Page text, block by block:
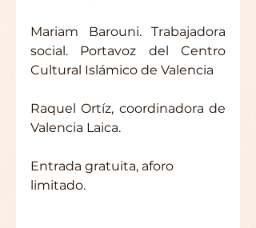
Mariam Barouni. Trabajadora
social. Portavoz del Centro
Cultural Islámico de Valencia
Raquel Ortíz, coordinadora de
Valencia Laica.
Entrada gratuita, aforo
limitado.